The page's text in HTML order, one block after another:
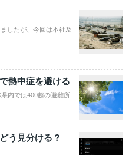
したが、今回は本社及
熱中症を避ける
内では400超の避難所
う見分ける？